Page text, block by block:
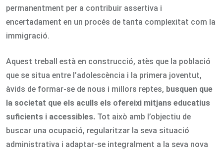
permanentment per a contribuir assertiva i
encertadament en un procés de tanta complexitat com la
immigració.
Aquest treball està en construcció, atès que la població
que se situa entre l’adolescència i la primera joventut,
àvids de formar-se de nous i millors reptes, busquen que
la societat que els aculls els ofereixi mitjans educatius
suficients i accessibles. Tot això amb l’objectiu de
buscar una ocupació, regularitzar la seva situació
administrativa i adaptar-se integralment a la seva nova